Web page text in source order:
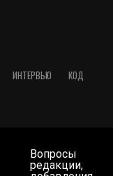
ИНТЕРВЬЮ
КОД
Вопросы
редакции,